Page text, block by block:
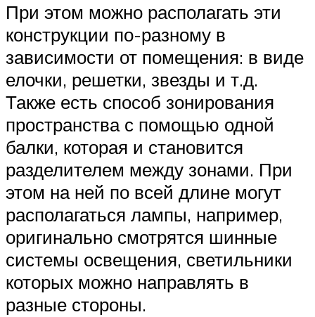
При этом можно располагать эти
конструкции по-разному в
зависимости от помещения: в виде
елочки, решетки, звезды и т.д.
Также есть способ зонирования
пространства с помощью одной
балки, которая и становится
разделителем между зонами. При
этом на ней по всей длине могут
располагаться лампы, например,
оригинально смотрятся шинные
системы освещения, светильники
которых можно направлять в
разные стороны.